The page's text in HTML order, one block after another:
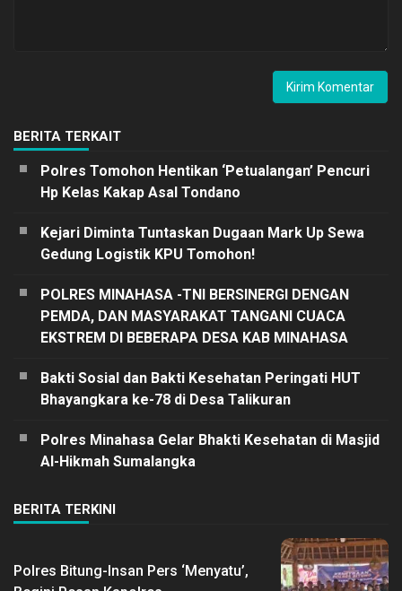
BERITA TERKAIT
Polres Tomohon Hentikan ‘Petualangan’ Pencuri
Hp Kelas Kakap Asal Tondano
Kejari Diminta Tuntaskan Dugaan Mark Up Sewa
Gedung Logistik KPU Tomohon!
POLRES MINAHASA -TNI BERSINERGI DENGAN
PEMDA, DAN MASYARAKAT TANGANI CUACA
EKSTREM DI BEBERAPA DESA KAB MINAHASA
Bakti Sosial dan Bakti Kesehatan Peringati HUT
Bhayangkara ke-78 di Desa Talikuran
Polres Minahasa Gelar Bhakti Kesehatan di Masjid
Al-Hikmah Sumalangka
BERITA TERKINI
Polres Bitung-Insan Pers ‘Menyatu’,